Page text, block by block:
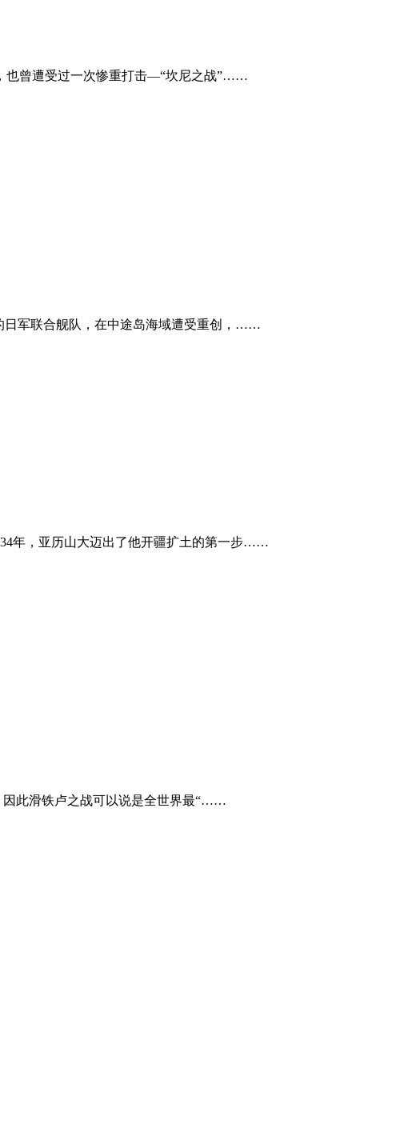
也曾遭受过一次惨重打击—“坎尼之战”……
日军联合舰队，在中途岛海域遭受重创，……
年，亚历山大迈出了他开疆扩土的第一步……
因此滑铁卢之战可以说是全世界最“……